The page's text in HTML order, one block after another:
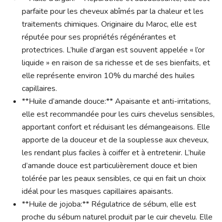
parfaite pour les cheveux abîmés par la chaleur et les
traitements chimiques. Originaire du Maroc, elle est
réputée pour ses propriétés régénérantes et
protectrices. L’huile d’argan est souvent appelée « l’or
liquide » en raison de sa richesse et de ses bienfaits, et
elle représente environ 10% du marché des huiles
capillaires.
**Huile d’amande douce:** Apaisante et anti-irritations,
elle est recommandée pour les cuirs chevelus sensibles,
apportant confort et réduisant les démangeaisons. Elle
apporte de la douceur et de la souplesse aux cheveux,
les rendant plus faciles à coiffer et à entretenir. L’huile
d’amande douce est particulièrement douce et bien
tolérée par les peaux sensibles, ce qui en fait un choix
idéal pour les masques capillaires apaisants.
**Huile de jojoba:** Régulatrice de sébum, elle est
proche du sébum naturel produit par le cuir chevelu. Elle